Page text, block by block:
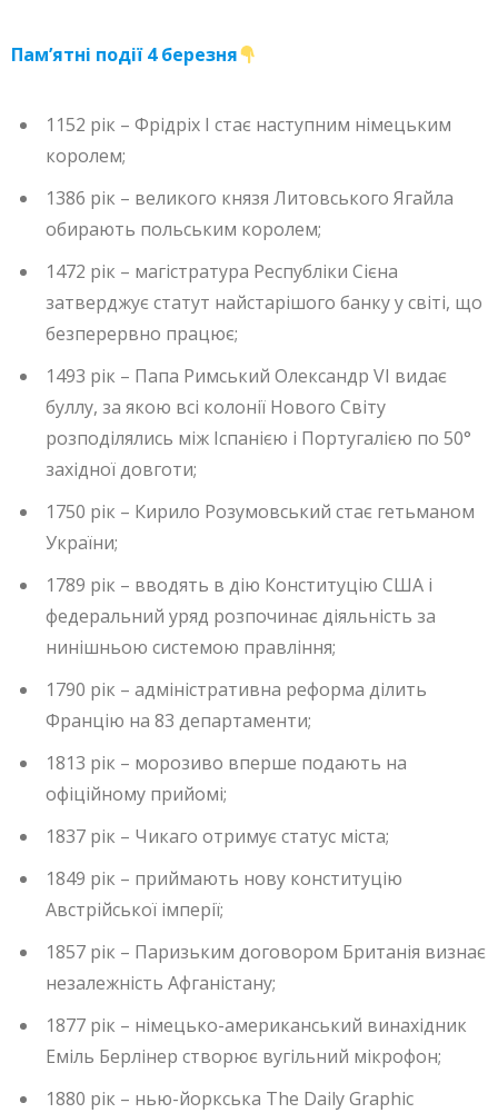
Пам’ятні події 4 березня
1152 рік – Фрідріх I стає наступним німецьким
королем;
1386 рік – великого князя Литовського Ягайла
обирають польським королем;
1472 рік – магістратура Республіки Сієна
затверджує статут найстарішого банку у світі, що
безперервно працює;
1493 рік – Папа Римський Олександр VI видає
буллу, за якою всі колонії Нового Світу
розподілялись між Іспанією і Португалією по 50°
західної довготи;
1750 рік – Кирило Розумовський стає гетьманом
України;
1789 рік – вводять в дію Конституцію США і
федеральний уряд розпочинає діяльність за
нинішньою системою правління;
1790 рік – адміністративна реформа ділить
Францію на 83 департаменти;
1813 рік – морозиво вперше подають на
офіційному прийомі;
1837 рік – Чикаго отримує статус міста;
1849 рік – приймають нову конституцію
Австрійської імперії;
1857 рік – Паризьким договором Британія визнає
незалежність Афганістану;
1877 рік – німецько-американський винахідник
Еміль Берлінер створює вугільний мікрофон;
1880 рік – нью-йоркська The Daily Graphic